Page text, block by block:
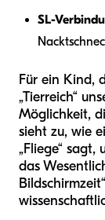
SL-
Für ein Kind,
„Tierreich“
Möglichkeit,
sieht zu, wie
„Fliege“
das